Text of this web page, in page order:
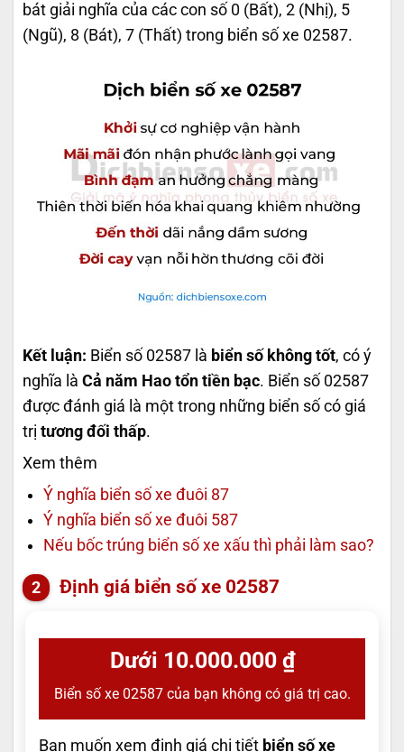
bát giải nghĩa của các con số 0 (Bất), 2 (Nhị), 5
(Ngũ), 8 (Bát), 7 (Thất) trong biển số xe 02587.
Kết luận: Biển số 02587 là biển số không tốt, có ý
nghĩa là Cả năm Hao tổn tiền bạc. Biển số 02587
được đánh giá là một trong những biển số có giá
trị tương đối thấp.
Xem thêm
Ý nghĩa biển số xe đuôi 87
Ý nghĩa biển số xe đuôi 587
Nếu bốc trúng biển số xe xấu thì phải làm sao?
Định giá biển số xe 02587
Dưới 10.000.000 ₫
Biển số xe 02587 của bạn không có giá trị cao.
Bạn muốn xem định giá chi tiết biển số xe